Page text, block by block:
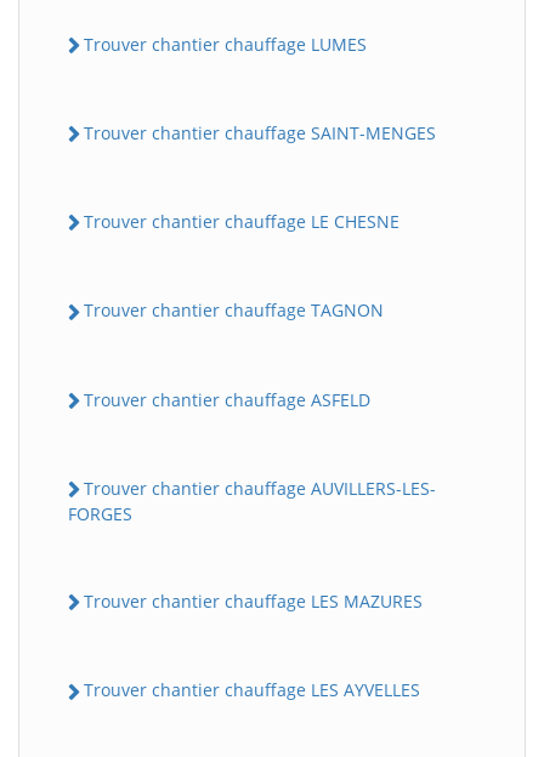
Trouver chantier chauffage LUMES
Trouver chantier chauffage SAINT-MENGES
Trouver chantier chauffage LE CHESNE
Trouver chantier chauffage TAGNON
Trouver chantier chauffage ASFELD
Trouver chantier chauffage AUVILLERS-LES-
FORGES
Trouver chantier chauffage LES MAZURES
Trouver chantier chauffage LES AYVELLES